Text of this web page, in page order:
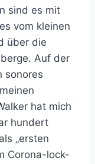
sind es mit
vom kleinen
über die
Auf der
sonores
hat mich
hundert
„ersten
Corona-lock-